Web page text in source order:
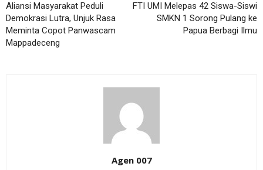
Aliansi Masyarakat Peduli
Demokrasi Lutra, Unjuk Rasa
Meminta Copot Panwascam
Mappadeceng
FTI UMI Melepas 42 Siswa-Siswi
SMKN 1 Sorong Pulang ke
Papua Berbagi Ilmu
Agen 007